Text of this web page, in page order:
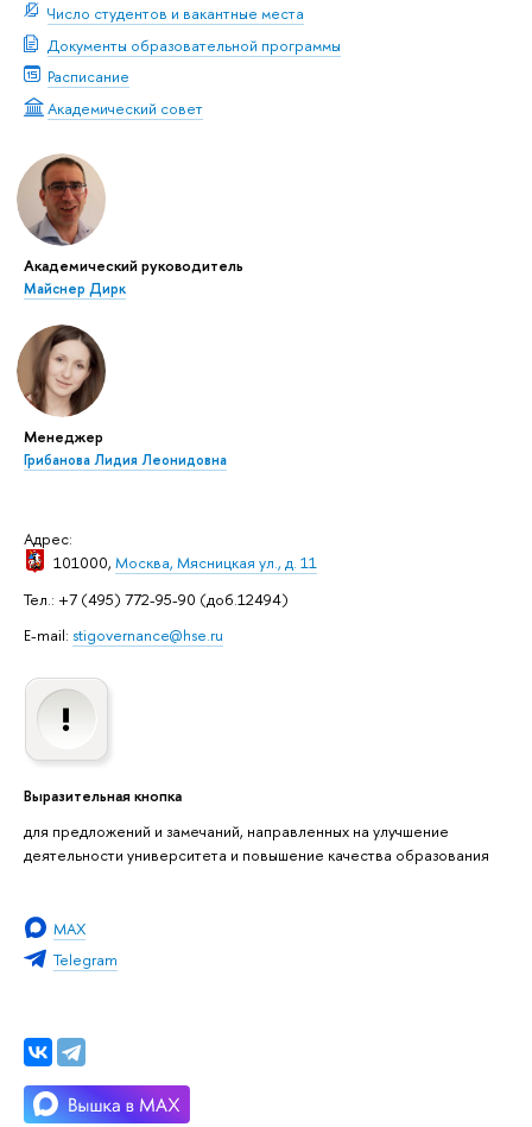
Число студентов и вакантные места
Документы образовательной программы
Расписание
Академический совет
Академический руководитель
Майснер Дирк
Менеджер
Грибанова Лидия Леонидовна
Адрес:
101000, Москва, Мясницкая ул., д. 11
Тел.: +7 (495) 772-95-90 (доб.12494)
E-mail: stigovernance@hse.ru
Выразительная кнопка
для предложений и замечаний, направленных на улучшение
деятельности университета и повышение качества образования
MAX
Telegram